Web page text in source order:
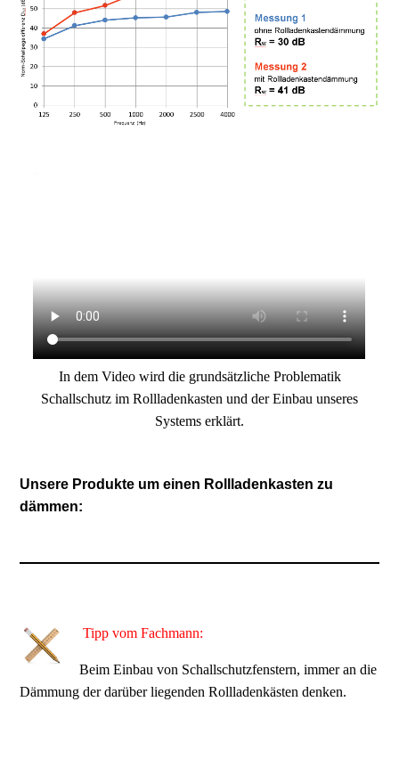
In dem Video wird die grundsätzliche Problematik
Schallschutz im Rollladenkasten und der Einbau unseres
Systems erklärt.
Unsere Produkte um einen Rollladenkasten zu
dämmen:
Tipp vom Fachmann:
Beim Einbau von Schallschutzfenstern, immer an die
Dämmung der darüber liegenden Rollladenkästen denken.